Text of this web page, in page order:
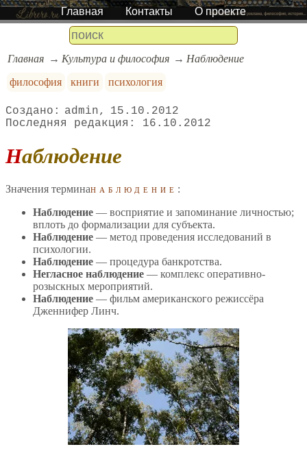
Главная Контакты О проекте
Главная Культура и философия
Наблюдение
философия
книги психология
admin
15.10.2012
16.10.2012
Наблюдение
Значения терминанаблюдение :
Наблюдение — восприятие и запоминание личностью;
вплоть до формализации для субъекта.
Наблюдение — метод проведения исследований в
психологии.
Наблюдение — процедура банкротства.
Негласное наблюдение — комплекс оперативно-
розыскных мероприятий.
Наблюдение — фильм американского режиссёра
Дженнифер Линч.